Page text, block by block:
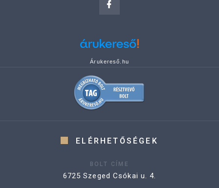
Árukereső.hu
ELÉRHETŐSÉGEK
BOLT CÍME
6725 Szeged Csókai u. 4.